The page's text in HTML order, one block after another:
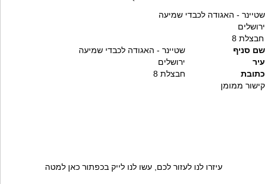
`
שטיינר - האגודה לכבדי שמיעה
ירושלים
חבצלת 8
שם סניף
שטיינר - האגודה לכבדי שמיעה
עיר
ירושלים
כתובת
חבצלת 8
קישור ממומן
עיזרו לנו לעזור לכם, עשו לנו לייק בכפתור כאן למטה